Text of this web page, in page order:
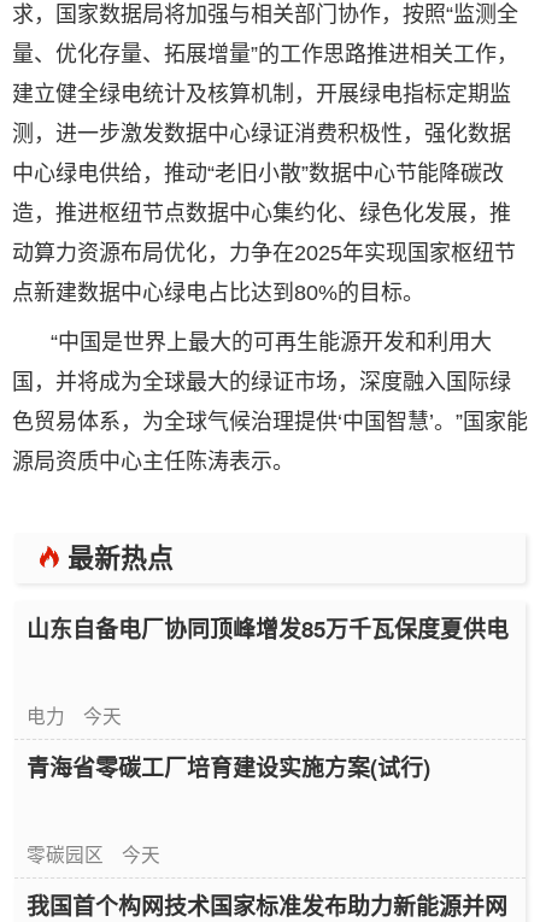
求，国家数据局将加强与相关部门协作，按照“监测全
量、优化存量、拓展增量”的工作思路推进相关工作，
建立健全绿电统计及核算机制，开展绿电指标定期监
测，进一步激发数据中心绿证消费积极性，强化数据
中心绿电供给，推动“老旧小散”数据中心节能降碳改
造，推进枢纽节点数据中心集约化、绿色化发展，推
动算力资源布局优化，力争在2025年实现国家枢纽节
点新建数据中心绿电占比达到80%的目标。
“中国是世界上最大的可再生能源开发和利用大
国，并将成为全球最大的绿证市场，深度融入国际绿
色贸易体系，为全球气候治理提供‘中国智慧’。”国家能
源局资质中心主任陈涛表示。
最新热点
山东自备电厂协同顶峰增发85万千瓦保度夏供电
电力 今天
青海省零碳工厂培育建设实施方案(试行)
零碳园区 今天
我国首个构网技术国家标准发布助力新能源并网